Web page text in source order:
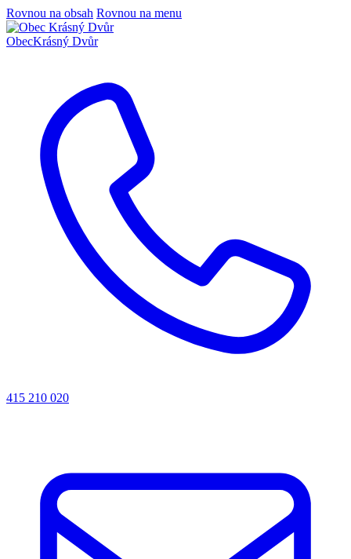
Rovnou na obsah Rovnou na menu
ObecKrásný Dvůr
415 210 020